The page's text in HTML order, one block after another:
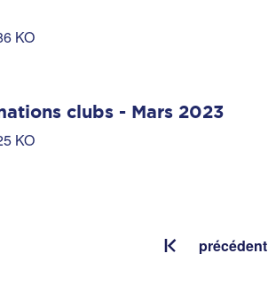
KO
clubs - Mars 2023
KO
précédent